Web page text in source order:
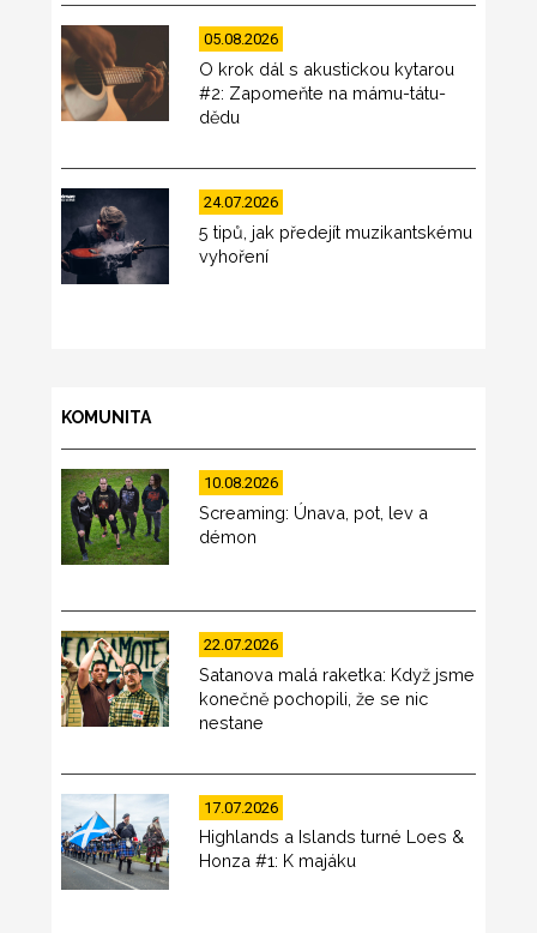
05.08.2026
O krok dál s akustickou kytarou
#2: Zapomeňte na mámu-tátu-
dědu
24.07.2026
5 tipů, jak předejít muzikantskému
vyhoření
KOMUNITA
10.08.2026
Screaming: Únava, pot, lev a
démon
22.07.2026
Satanova malá raketka: Když jsme
konečně pochopili, že se nic
nestane
17.07.2026
Highlands a Islands turné Loes &
Honza #1: K majáku